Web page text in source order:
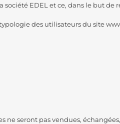
EDEL et ce, dans le but de
des utilisateurs du site
seront pas vendues,